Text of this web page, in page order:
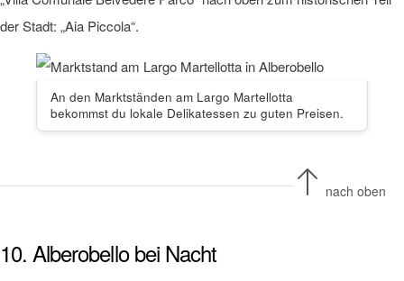
der Stadt: „Aia Piccola“.
An den Marktständen am Largo Martellotta
bekommst du lokale Delikatessen zu guten Preisen.
nach oben
10. Alberobello bei Nacht